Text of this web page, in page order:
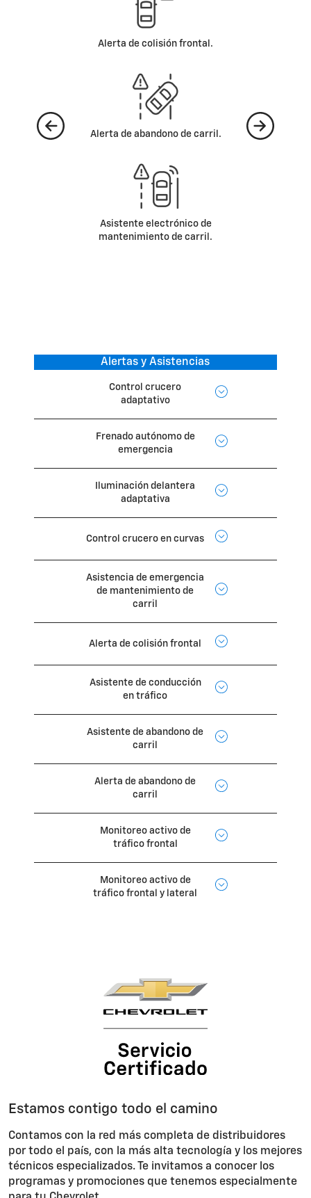
Frenado de emergencia
Alertas y Asistencias
Control crucero
adaptativo
Frenado autónomo de
emergencia
Iluminación delantera
adaptativa
Control crucero en curvas
Asistencia de emergencia
de mantenimiento de
carril
Alerta de colisión frontal
Asistente de conducción
en tráfico
Asistente de abandono de
carril
Alerta de abandono de
carril
Monitoreo activo de
tráfico frontal
Monitoreo activo de
tráfico frontal y lateral
Estamos contigo todo el camino
Contamos con la red más completa de distribuidores
por todo el país, con la más alta tecnología y los mejores
técnicos especializados. Te invitamos a conocer los
programas y promociones que tenemos especialmente